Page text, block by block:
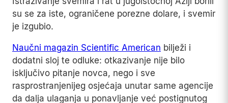
Budžet NASA-e dosegao je vrhunac 1966.
godine, kada je iznosio 4,41 posto ukupnog
federalnog budžeta Sjedinjenih Američkih Država.
Do sredine sedamdesetih taj se udio prepolovio i
pao ispod jedan posto, gdje je, sa manjim
oscilacijama, ostao decenijama nakon toga.